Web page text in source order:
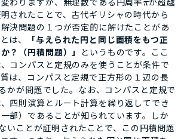
π
されたことで、古代ギリシャの時代から
決問題の１つが否定的に解けたことがあ
は、
「与えられた円と同じ面積をもつ正
？（円積問題）」 というものです。ここ
コンパスと定規のみを使うことが条件で
は、コンパスと定規で正方形の１辺の長
かが問題でした。なお、コンパスと定規で
四則演算とルート計算を繰り返してでき
部）であることが知られています。しか
いことが証明されたことで、この円積問題